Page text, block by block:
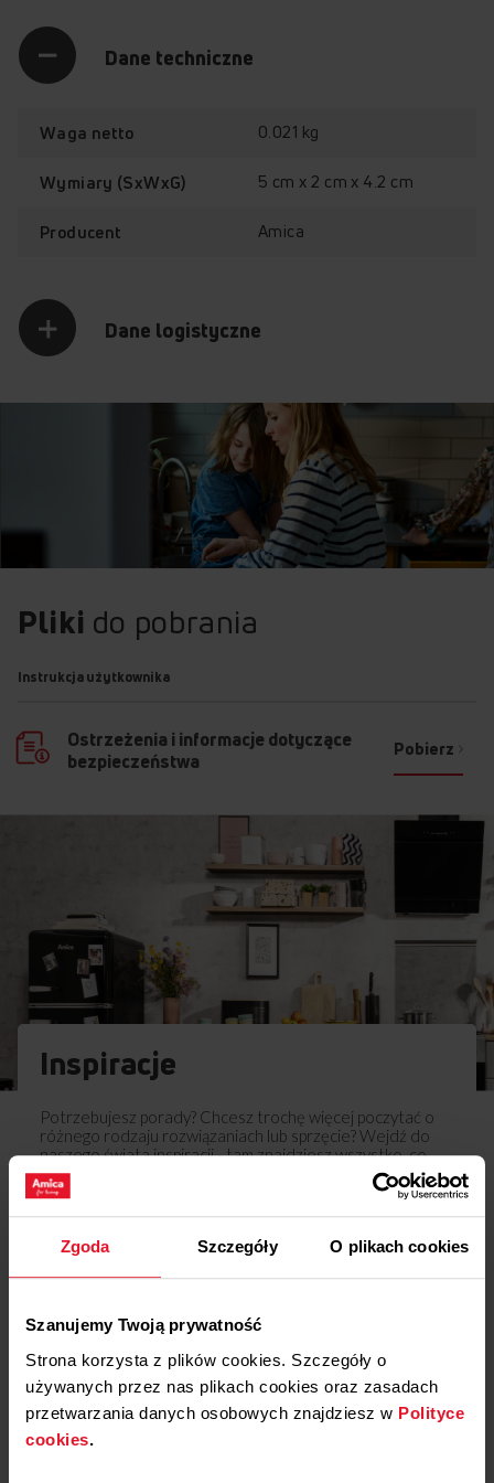
Zgoda Szczegóły O plikach cookies
Szanujemy Twoją prywatność
Strona korzysta z plików cookies. Szczegóły o
używanych przez nas plikach cookies oraz zasadach
przetwarzania danych osobowych znajdziesz w Polityce
cookies.
ES37517 FINE (kod: 57993)
ES37512B FINE (kod: 58027)
ZAMIG36600TB (kod: 58282)
TES38119B (kod: 58357)
Dane techniczne
Waga netto 0.021 kg
Wymiary (SxWxG) 5 cm x 2 cm x 4.2 cm
Producent Amica
Dane logistyczne
Pliki do pobrania
Instrukcja użytkownika
Ostrzeżenia i informacje dotyczące
bezpieczeństwa
Pobierz
Inspiracje
Potrzebujesz porady? Chcesz trochę więcej poczytać o
różnego rodzaju rozwiązaniach lub sprzęcie? Wejdź do
naszego świata inspiracji - tam znajdziesz wszystko, co
może Cię zainteresować!
Opinie
Podziel się
swoją opinią o
Dystans uchwytu drzwi
piekarnika APGR1016